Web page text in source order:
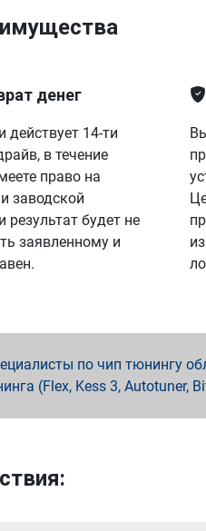
денег
действует 14-ти
в течение
право на
заводской
результат будет не
заявленному и
по чип тюнингу
(Flex, Kess 3, Autotuner,